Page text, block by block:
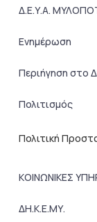
Δ.Ε.Υ.Α.
Ενημέρωση
Περιήγηση στο
Πολιτισμός
Πολιτική
ΚΟΙΝΩΝΙΚΕΣ
ΔΗ.Κ.Ε.ΜΥ.